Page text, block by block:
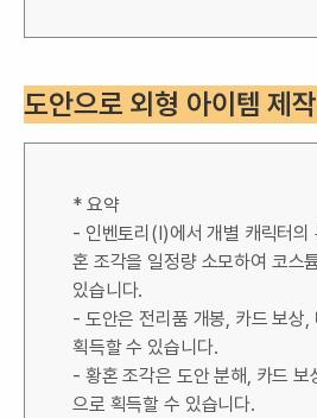
도안으로 외형 아이템 제작
* 요약
- 인벤토리(I)에서 개별 캐릭터의
혼 조각을 일정량 소모하여 코스
있습니다.
- 도안은 전리품 개봉, 카드 보상,
획득할 수 있습니다.
- 황혼 조각은 도안 분해, 카드 보
으로 획득할 수 있습니다.